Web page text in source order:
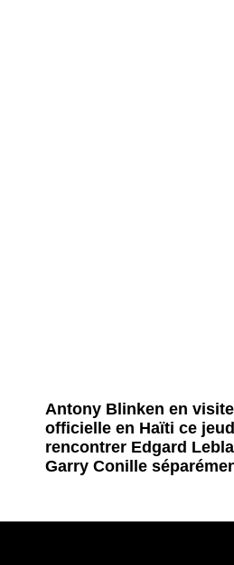
Antony Blinken en visite
officielle en Haïti ce
rencontrer Edgard
Garry Conille